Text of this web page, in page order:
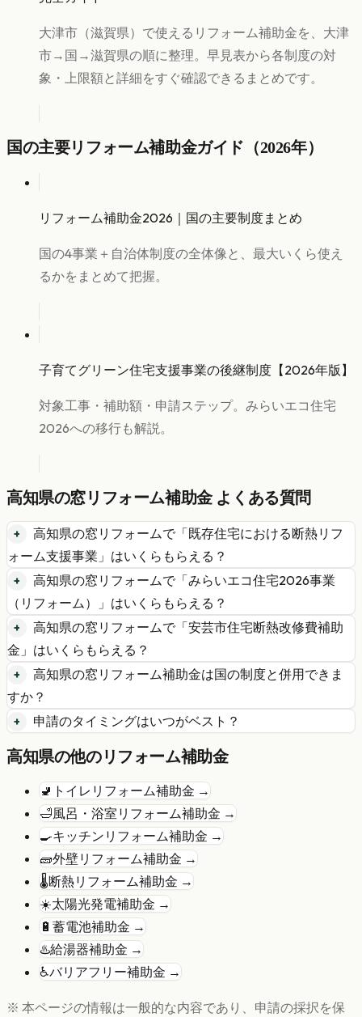
大津市（滋賀県）で使えるリフォーム補助金を、大津
市→国→滋賀県の順に整理。早見表から各制度の対
象・上限額と詳細をすぐ確認できるまとめです。
国の主要リフォーム補助金ガイド（2026年）
リフォーム補助金2026｜国の主要制度まとめ
国の4事業＋自治体制度の全体像と、最大いくら使え
るかをまとめて把握。
子育てグリーン住宅支援事業の後継制度【2026年版】
対象工事・補助額・申請ステップ。みらいエコ住宅
2026への移行も解説。
高知県の窓リフォーム補助金 よくある質問
高知県の窓リフォームで「既存住宅における断熱リフ
ォーム支援事業 」はいくらもらえる？
高知県の窓リフォームで「みらいエコ住宅2026事業
（リフォーム）
」はいくらもらえる？
高知県の窓リフォームで「安芸市住宅断熱改修費補助
金 」はいくらもらえる？
高知県の窓リフォーム補助金は国の制度と併用できま
すか？
申請のタイミングはいつがベスト？
高知県の他のリフォーム補助金
🚽 トイレリフォーム補助金 →
🛁風呂・浴室リフォーム補助金 →
🍳キッチンリフォーム補助金 →
🧱外壁リフォーム補助金 →
🌡️断熱リフォーム補助金 →
☀️太陽光発電補助金 →
🔋 蓄電池補助金 →
♨️給湯器補助金 →
♿バリアフリー補助金 →
※ 本ページの情報は一般的な内容であり、申請の採択を保